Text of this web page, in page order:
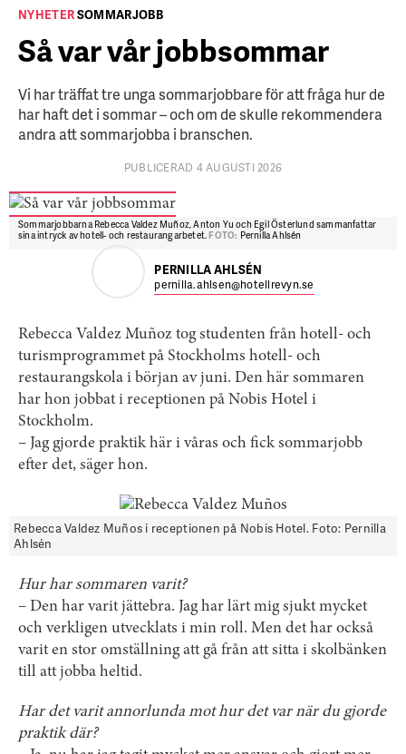
NYHETERSOMMARJOBB
Så var vår jobbsommar
Vi har träffat tre unga sommarjobbare för att fråga hur de
har haft det i sommar – och om de skulle rekommendera
andra att sommarjobba i branschen.
PUBLICERAD 4 AUGUSTI 2026
Sommarjobbarna Rebecca Valdez Muñoz, Anton Yu och Egil Österlund sammanfattar
sina intryck av hotell- och restaurangarbetet.FOTO: Pernilla Ahlsén
PERNILLA AHLSÉN
pernilla.ahlsen@hotellrevyn.se
Rebecca Valdez Muñoz tog studenten från hotell- och
turismprogrammet på Stockholms hotell- och
restaurangskola i början av juni. Den här sommaren
har hon jobbat i receptionen på Nobis Hotel i
Stockholm.
– Jag gjorde praktik här i våras och fick sommarjobb
efter det, säger hon.
Rebecca Valdez Muños i receptionen på Nobis Hotel. Foto: Pernilla
Ahlsén
Hur har sommaren varit?
– Den har varit jättebra. Jag har lärt mig sjukt mycket
och verkligen utvecklats i min roll. Men det har också
varit en stor omställning att gå från att sitta i skolbänken
till att jobba heltid.
Har det varit annorlunda mot hur det var när du gjorde
praktik där?